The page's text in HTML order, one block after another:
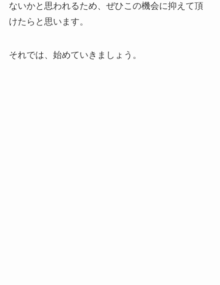
ないかと思われるため、ぜひこの機会に抑えて頂
けたらと思います。
それでは、始めていきましょう。